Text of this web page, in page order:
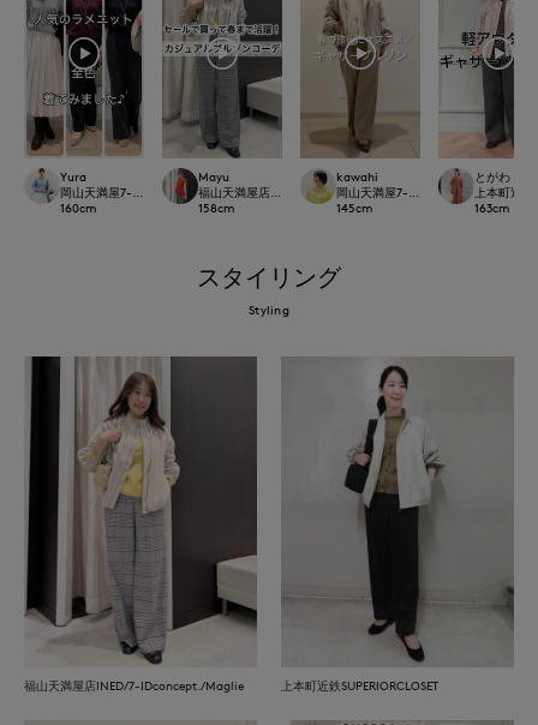
Yura
岡山天満屋7-IDconcept.
160cm
Mayu
福山天満屋店INED/7-IDconcept./Maglie
158cm
kawahi
岡山天満屋7-IDconcept.
145cm
とがわ
上本町近鉄
163cm
スタイリング
Styling
福山天満屋店INED/7-IDconcept./Maglie 上本町近鉄SUPERIORCLOSET